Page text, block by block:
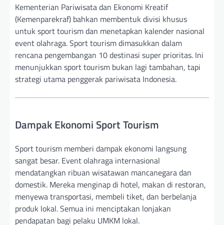
Kementerian Pariwisata dan Ekonomi Kreatif
(Kemenparekraf) bahkan membentuk divisi khusus
untuk sport tourism dan menetapkan kalender nasional
event olahraga. Sport tourism dimasukkan dalam
rencana pengembangan 10 destinasi super prioritas. Ini
menunjukkan sport tourism bukan lagi tambahan, tapi
strategi utama penggerak pariwisata Indonesia.
Dampak Ekonomi Sport Tourism
Sport tourism memberi dampak ekonomi langsung
sangat besar. Event olahraga internasional
mendatangkan ribuan wisatawan mancanegara dan
domestik. Mereka menginap di hotel, makan di restoran,
menyewa transportasi, membeli tiket, dan berbelanja
produk lokal. Semua ini menciptakan lonjakan
pendapatan bagi pelaku UMKM lokal.